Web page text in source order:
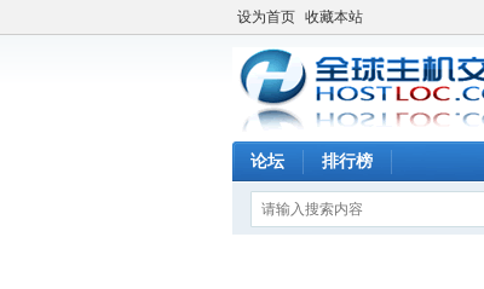
设为首页 收藏本站
论坛 排行榜